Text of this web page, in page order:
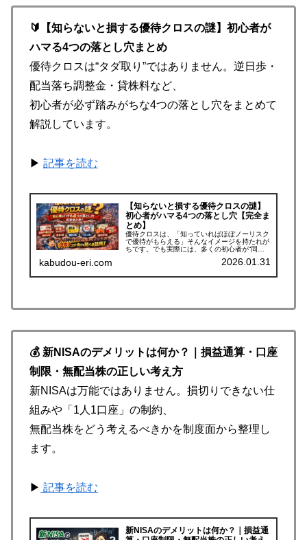
🔰【知らないと損する優待クロスの謎】初心者が
ハマる4つの落とし穴まとめ
優待クロスは“タダ取り”ではありません。逆日歩・
配当落ち調整金・貸株料など、
初心者が必ず踏みがちな4つの落とし穴をまとめて
解説しています。
▶ 記事を読む
【知らないと損する優待クロスの謎】
初心者がハマる4つの落とし穴【完全ま
とめ】
優待クロスは、「知っていればほぼノーリスク
で優待がもらえる」そんなイメージを持たれが
ちです。でも実際には、多くの初心者が“同じ
ポイント”で損をしています。権利付き最終日
の曜日、配当金と配当落ち調整金の仕組み、一
kabudou-eri.com 2026.01.31
💰 新NISAのデメリットは何か？｜損益通算・口座
制限・無配当株の正しい考え方
新NISAは万能ではありません。損切りできない仕
組みや「1人1口座」の制約、
無配当株をどう考えるべきかを制度面から整理し
ます。
▶ 記事を読む
新NISAのデメリットは何か？｜損益通